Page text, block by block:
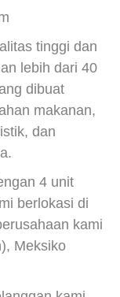
tinggi dan
lebih dari 40
dibuat
makanan,
dan
4 unit
berlokasi di
kami
Meksiko